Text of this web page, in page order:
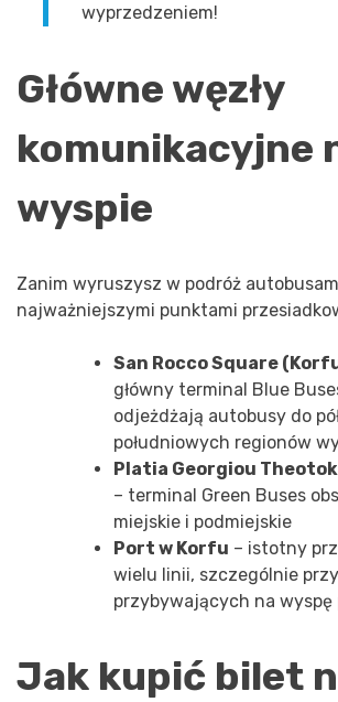
wyprzedzeniem!
Główne węzły
komunikacyjne
wyspie
Zanim wyruszysz w podróż
najważniejszymi punktami
San Rocco Square
główny terminal Blue
odjeżdżają autobusy do
południowych regionów
Platia Georgiou
– terminal Green Buses
miejskie i podmiejskie
Port w Korfu – istotny
wielu linii, szczególnie
przybywających na wyspę
Jak kupić bilet